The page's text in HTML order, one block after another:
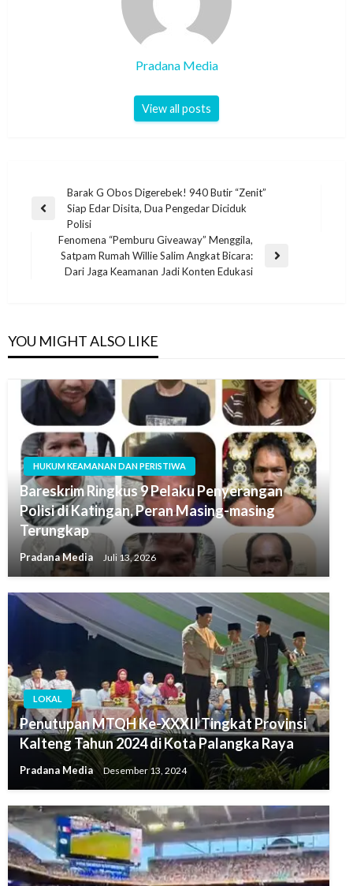
Pradana Media
View all posts
Barak G Obos Digerebek! 940 Butir “Zenit”
Siap Edar Disita, Dua Pengedar Diciduk
Polisi
Fenomena “Pemburu Giveaway” Menggila,
Satpam Rumah Willie Salim Angkat Bicara:
Dari Jaga Keamanan Jadi Konten Edukasi
YOU MIGHT ALSO LIKE
HUKUM KEAMANAN DAN PERISTIWA
Bareskrim Ringkus 9 Pelaku Penyerangan
Polisi di Katingan, Peran Masing-masing
Terungkap
Pradana Media Juli 13, 2026
LOKAL
Penutupan MTQH Ke-XXXII Tingkat Provinsi
Kalteng Tahun 2024 di Kota Palangka Raya
Pradana Media Desember 13, 2024